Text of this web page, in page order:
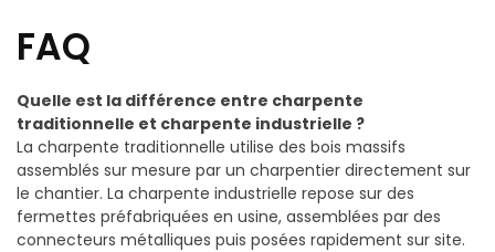
FAQ
Quelle est la différence entre charpente
traditionnelle et charpente industrielle ?
La charpente traditionnelle utilise des bois massifs
assemblés sur mesure par un charpentier directement sur
le chantier. La charpente industrielle repose sur des
fermettes préfabriquées en usine, assemblées par des
connecteurs métalliques puis posées rapidement sur site.